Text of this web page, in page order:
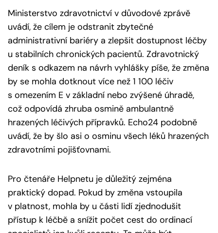
Ministerstvo zdravotnictví v důvodové zprávě
uvádí, že cílem je odstranit zbytečné
administrativní bariéry a zlepšit dostupnost léčby
u stabilních chronických pacientů. Zdravotnický
deník s odkazem na návrh vyhlášky píše, že změna
by se mohla dotknout více než 1 100 léčiv
s omezením E v základní nebo zvýšené úhradě,
což odpovídá zhruba osmině ambulantně
hrazených léčivých přípravků. Echo24 podobně
uvádí, že by šlo asi o osminu všech léků hrazených
zdravotními pojišťovnami.
Pro čtenáře Helpnetu je důležitý zejména
praktický dopad. Pokud by změna vstoupila
v platnost, mohla by u části lidí zjednodušit
přístup k léčbě a snížit počet cest do ordinací